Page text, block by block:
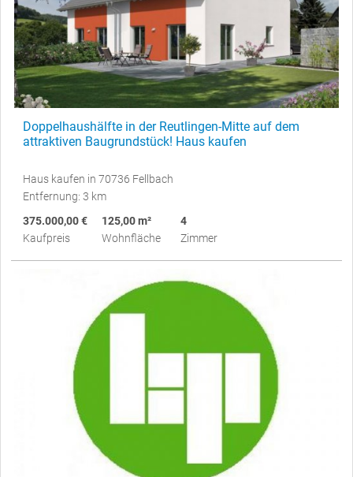
Doppelhaushälfte in der Reutlingen-Mitte auf dem
attraktiven Baugrundstück! Haus kaufen
Haus kaufen in 70736 Fellbach
Entfernung: 3 km
375.000,00 €
Kaufpreis
125,00 m²
Wohnfläche
4
Zimmer